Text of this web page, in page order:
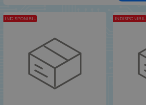
INDISPONIBIL INDISPONIBIL